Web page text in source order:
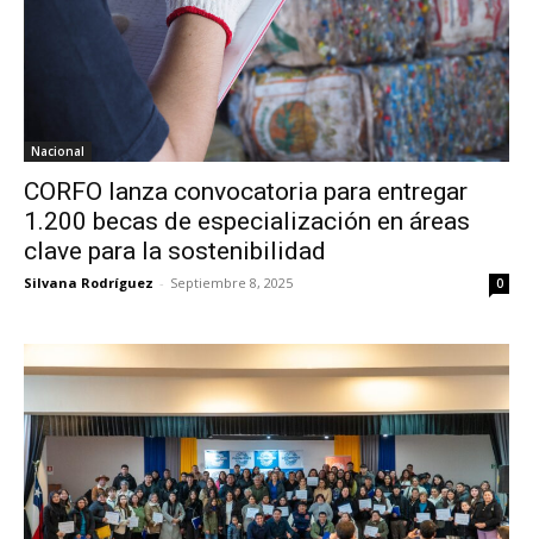
Nacional
CORFO lanza convocatoria para entregar
1.200 becas de especialización en áreas
clave para la sostenibilidad
Silvana Rodríguez - Septiembre 8, 2025 0